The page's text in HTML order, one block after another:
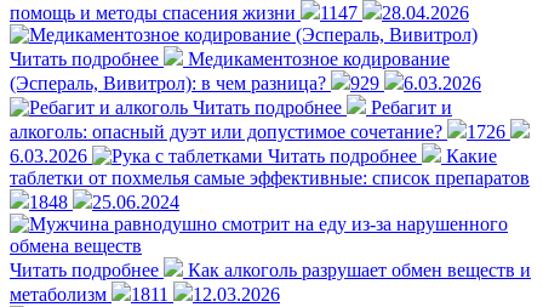
помощь и методы спасения жизни
1147 28.04.2026
Читать подробнее
Медикаментозное кодирование
(Эспераль, Вивитрол): в чем разница?
929
6.03.2026
Читать подробнее
Ребагит и
алкоголь: опасный дуэт или допустимое сочетание?
1726
6.03.2026
Читать подробнее
Какие
таблетки от похмелья самые эффективные: список препаратов
1848
25.06.2024
Читать подробнее
Как алкоголь разрушает обмен веществ и
метаболизм
1811 12.03.2026